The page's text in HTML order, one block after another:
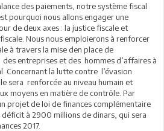
des paiements, notre système fiscal
pourquoi nous allons engager une
de deux axes : la justice fiscale et
Nous nous emploierons à renforcer
à travers la mise den place de
entreprises et des hommes d’affaires à
Concernant la lutte contre l’évasion
sera renforcée au niveau humain et
moyens en matière de contrôle. Par
projet de loi de finances complémentaire
déficit à 2900 millions de dinars, qui sera
2017.